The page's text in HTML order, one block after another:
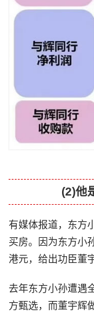
(2)他
有媒体报道，东方
买房。因为东方小
港元，给出功臣董
去年东方小孙遭遇
方甄选，而董宇辉